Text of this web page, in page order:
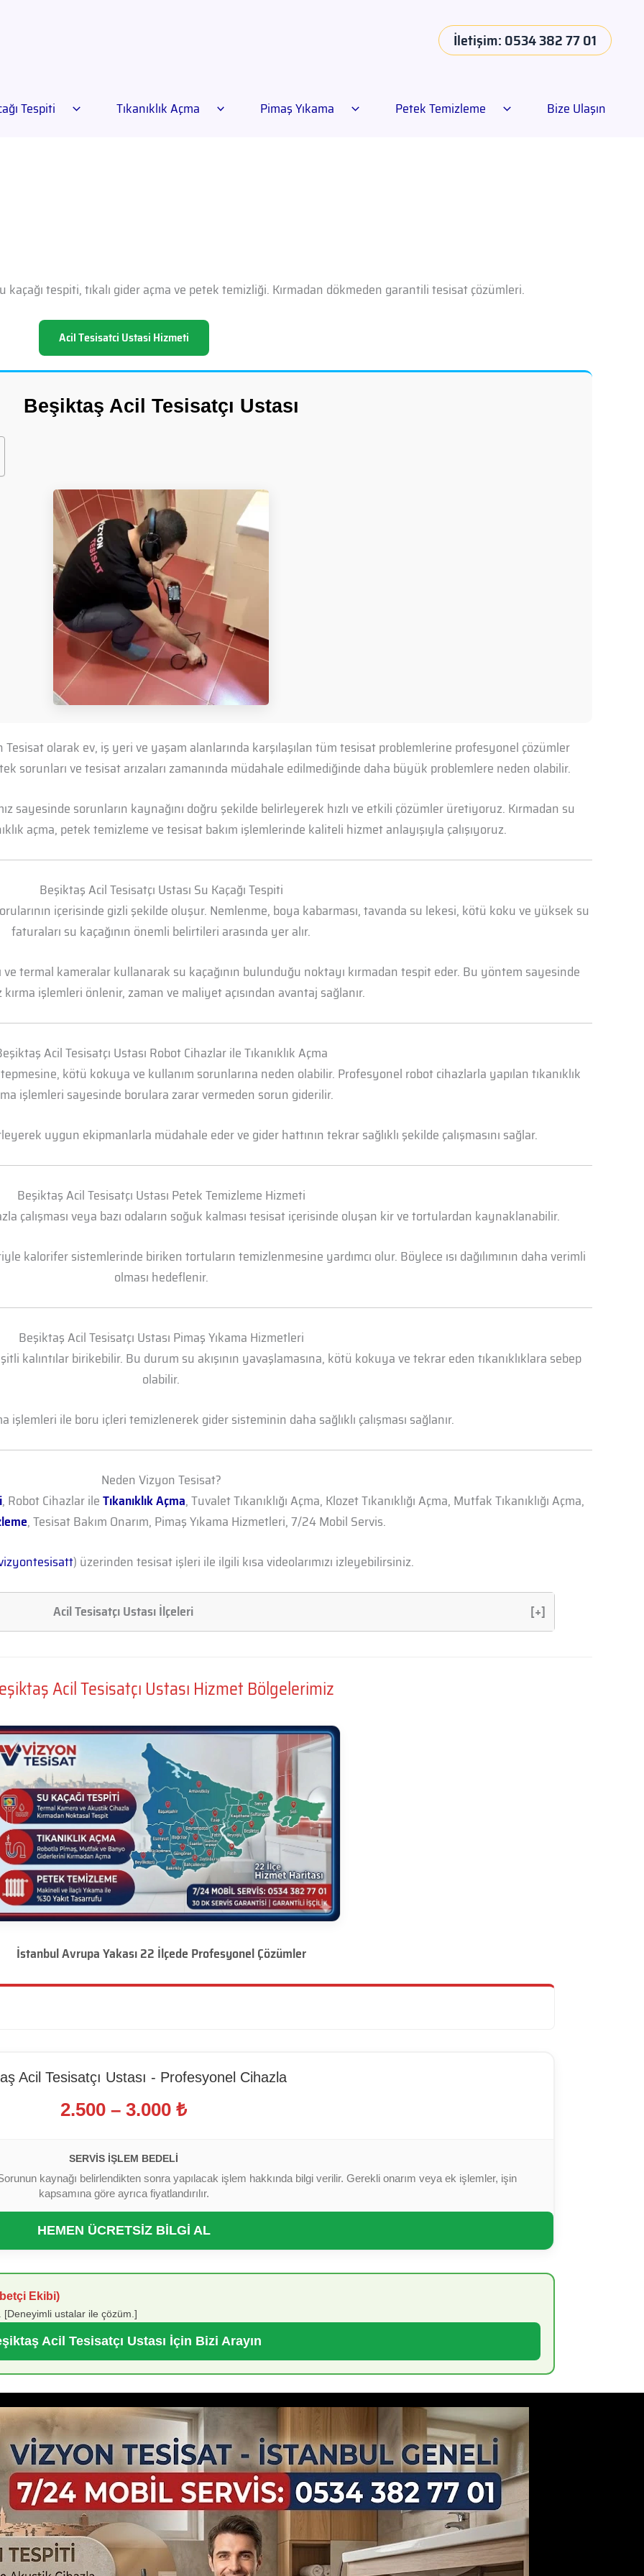
İletişim: 0534 382 77 01
Tespiti Tıkanıklık Açma Pimaş Yıkama Petek Temizleme Bize Ulaşın
kaçağı tespiti, tıkalı gider açma ve petek temizliği. Kırmadan dökmeden garantili tesisat çözümleri.
Acil Tesisatci Ustasi Hizmeti
Beşiktaş Acil Tesisatçı Ustası
Tesisat olarak ev, iş yeri ve yaşam alanlarında karşılaşılan tüm tesisat problemlerine profesyonel çözümler
sorunları ve tesisat arızaları zamanında müdahale edilmediğinde daha büyük problemlere neden olabilir.
sayesinde sorunların kaynağını doğru şekilde belirleyerek hızlı ve etkili çözümler üretiyoruz. Kırmadan su
açma, petek temizleme ve tesisat bakım işlemlerinde kaliteli hizmet anlayışıyla çalışıyoruz.
Beşiktaş Acil Tesisatçı Ustası Su Kaçağı Tespiti
içerisinde gizli şekilde oluşur. Nemlenme, boya kabarması, tavanda su lekesi, kötü koku ve yüksek su
faturaları su kaçağının önemli belirtileri arasında yer alır.
termal kameralar kullanarak su kaçağının bulunduğu noktayı kırmadan tespit eder. Bu yöntem sayesinde
işlemleri önlenir, zaman ve maliyet açısından avantaj sağlanır.
Acil Tesisatçı Ustası Robot Cihazlar ile Tıkanıklık Açma
kötü kokuya ve kullanım sorunlarına neden olabilir. Profesyonel robot cihazlarla yapılan tıkanıklık
işlemleri sayesinde borulara zarar vermeden sorun giderilir.
uygun ekipmanlarla müdahale eder ve gider hattının tekrar sağlıklı şekilde çalışmasını sağlar.
Beşiktaş Acil Tesisatçı Ustası Petek Temizleme Hizmeti
çalışması veya bazı odaların soğuk kalması tesisat içerisinde oluşan kir ve tortulardan kaynaklanabilir.
kalorifer sistemlerinde biriken tortuların temizlenmesine yardımcı olur. Böylece ısı dağılımının daha verimli
olması hedeflenir.
Beşiktaş Acil Tesisatçı Ustası Pimaş Yıkama Hizmetleri
kalıntılar birikebilir. Bu durum su akışının yavaşlamasına, kötü kokuya ve tekrar eden tıkanıklıklara sebep
olabilir.
işlemleri ile boru içleri temizlenerek gider sisteminin daha sağlıklı çalışması sağlanır.
Neden Vizyon Tesisat?
, Robot Cihazlar ileTıkanıklık Açma, Tuvalet Tıkanıklığı Açma, Klozet Tıkanıklığı Açma, Mutfak Tıkanıklığı Açma,
, Tesisat Bakım Onarım, Pimaş Yıkama Hizmetleri, 7/24 Mobil Servis.
) üzerinden tesisat işleri ile ilgili kısa videolarımızı izleyebilirsiniz.
Acil Tesisatçı Ustası İlçeleri [+]
Acil Tesisatçı Ustası Hizmet Bölgelerimiz
İstanbul Avrupa Yakası 22 İlçede Profesyonel Çözümler
Acil Tesisatçı Ustası - Profesyonel Cihazla
2.500 – 3.000 ₺
SERVIS İŞLEM BEDELI
kaynağı belirlendikten sonra yapılacak işlem hakkında bilgi verilir. Gerekli onarım veya ek işlemler, işin
kapsamına göre ayrıca fiyatlandırılır.
HEMEN ÜCRETSİZ BİLGİ AL
Ekibi)
[Deneyimli ustalar ile çözüm.]
Acil Tesisatçı Ustası İçin Bizi Arayın